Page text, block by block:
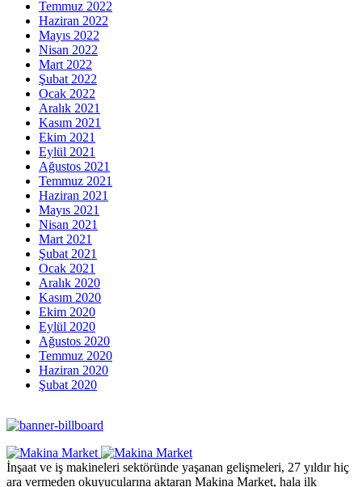
Temmuz 2022
Haziran 2022
Mayıs 2022
Nisan 2022
Mart 2022
Şubat 2022
Ocak 2022
Aralık 2021
Kasım 2021
Ekim 2021
Eylül 2021
Ağustos 2021
Temmuz 2021
Haziran 2021
Mayıs 2021
Nisan 2021
Mart 2021
Şubat 2021
Ocak 2021
Aralık 2020
Kasım 2020
Ekim 2020
Eylül 2020
Ağustos 2020
Temmuz 2020
Haziran 2020
Şubat 2020
İnşaat ve iş makineleri sektöründe yaşanan gelişmeleri, 27 yıldır hiç
ara vermeden okuyucularına aktaran Makina Market, hala ilk